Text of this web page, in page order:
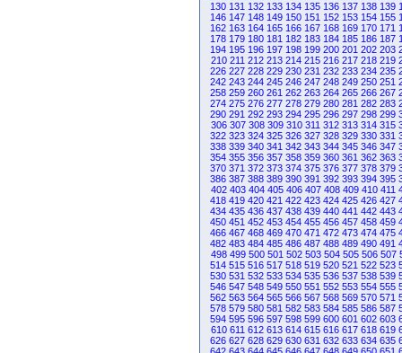
130 131 132 133 134 135 136 137 138 139
146 147 148 149 150 151 152 153 154 155
162 163 164 165 166 167 168 169 170 171
178 179 180 181 182 183 184 185 186 187
194 195 196 197 198 199 200 201 202 203
210 211 212 213 214 215 216 217 218 219
226 227 228 229 230 231 232 233 234 235
242 243 244 245 246 247 248 249 250 251
258 259 260 261 262 263 264 265 266 267
274 275 276 277 278 279 280 281 282 283
290 291 292 293 294 295 296 297 298 299
306 307 308 309 310 311 312 313 314 315
322 323 324 325 326 327 328 329 330 331
338 339 340 341 342 343 344 345 346 347
354 355 356 357 358 359 360 361 362 363
370 371 372 373 374 375 376 377 378 379
386 387 388 389 390 391 392 393 394 395
402 403 404 405 406 407 408 409 410 411
418 419 420 421 422 423 424 425 426 427
434 435 436 437 438 439 440 441 442 443
450 451 452 453 454 455 456 457 458 459
466 467 468 469 470 471 472 473 474 475
482 483 484 485 486 487 488 489 490 491
498 499 500 501 502 503 504 505 506 507
514 515 516 517 518 519 520 521 522 523
530 531 532 533 534 535 536 537 538 539
546 547 548 549 550 551 552 553 554 555
562 563 564 565 566 567 568 569 570 571
578 579 580 581 582 583 584 585 586 587
594 595 596 597 598 599 600 601 602 603
610 611 612 613 614 615 616 617 618 619
626 627 628 629 630 631 632 633 634 635